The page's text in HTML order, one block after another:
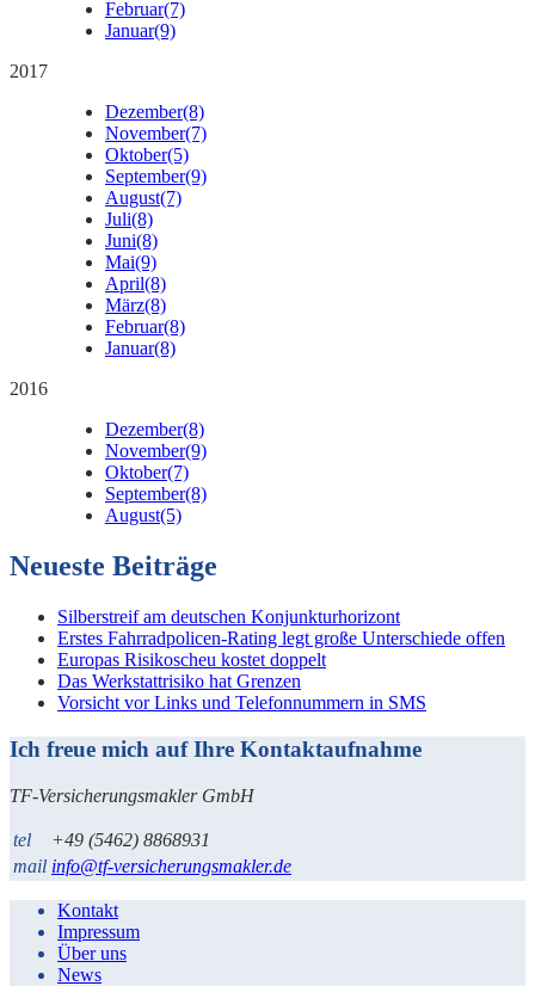
Februar(7)
Januar(9)
2017
Dezember(8)
November(7)
Oktober(5)
September(9)
August(7)
Juli(8)
Juni(8)
Mai(9)
April(8)
März(8)
Februar(8)
Januar(8)
2016
Dezember(8)
November(9)
Oktober(7)
September(8)
August(5)
Neueste Beiträge
Silberstreif am deutschen Konjunkturhorizont
Erstes Fahrradpolicen-Rating legt große Unterschiede offen
Europas Risikoscheu kostet doppelt
Das Werkstattrisiko hat Grenzen
Vorsicht vor Links und Telefonnummern in SMS
Ich freue mich auf Ihre Kontaktaufnahme
TF-Versicherungsmakler GmbH
tel
+49 (5462) 8868931
mail info@tf-versicherungsmakler.de
Kontakt
Impressum
Über uns
News